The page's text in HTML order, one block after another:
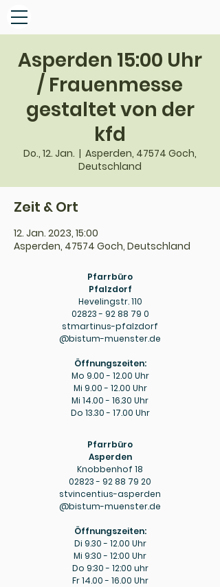
Asperden 15:00 Uhr
/ Frauenmesse
gestaltet von der
kfd
Do., 12. Jan.
  |
Asperden, 47574 Goch,
Deutschland
Zeit & Ort
12. Jan. 2023, 15:00
Asperden, 47574 Goch, Deutschland
Pfarrbüro
Pfalzdorf
Hevelingstr. 110
02823 - 92 88 79 0
stmartinus-pfalzdorf
@bistum-muenster.de
Öffnungszeiten:
Mo 9.00 - 12.00 Uhr
Mi 9.00 - 12.00 Uhr
Mi 14.00 - 16.30 Uhr
Do 13.30 - 17.00 Uhr
Pfarrbüro
Asperden
Knobbenhof 18
02823 - 92 88 79 20
stvincentius-asperden
@bistum-muenster.de
Öffnungszeiten:
Di 9.30 - 12.00 Uhr
Mi 9:30 - 12:00 Uhr
Do 9:30 - 12:00 uhr
Fr14.00 - 16.00 Uhr